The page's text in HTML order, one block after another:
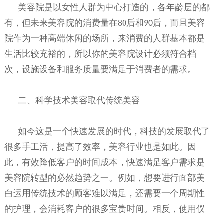
美容院是以女性人群为中心打造的，各年龄层的都
有，但未来美容院的消费量在80后和90后，而且美容
院作为一种高端休闲的场所，来消费的人群基本都是
生活比较充裕的，所以你的美容院设计必须符合档
次，设施设备和服务质量要满足于消费者的需求。
二、科学技术美容取代传统美容
如今这是一个快速发展的时代，科技的发展取代了
很多手工活，提高了效率，美容行业也是如此。因
此，有效降低客户的时间成本，快速满足客户需求是
美容院转型的必然趋势之一。例如，想要进行面部美
白运用传统技术的顾客难以满足，还需要一个周期性
的护理，会消耗客户的很多宝贵时间。相反，使用仪